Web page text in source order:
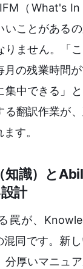
（What's
いことがある
りません。「
月の残業時間
集中できる」
る翻訳作業が
す。
識）と
計
罠が、
同です。新
分厚いマニュ